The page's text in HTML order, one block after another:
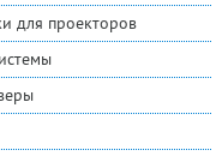
для проекторов